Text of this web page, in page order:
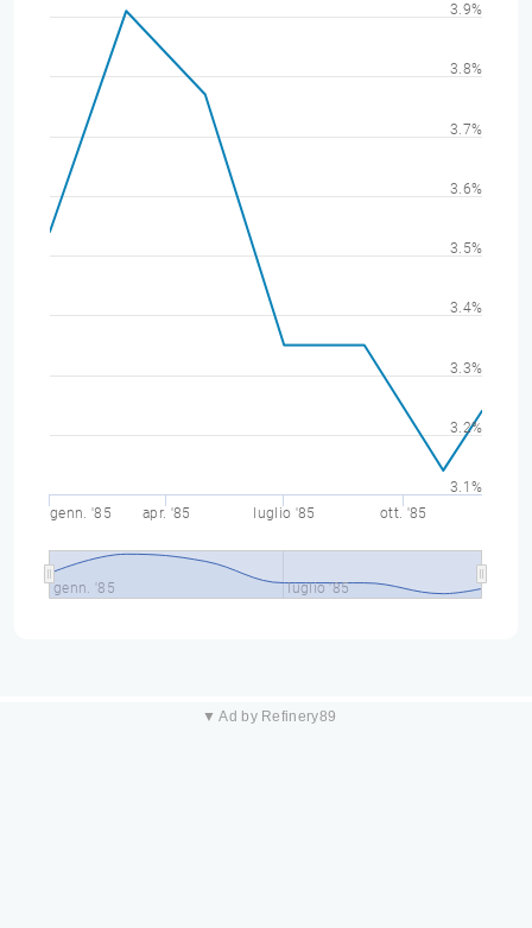
genn. '85 apr. '85 luglio '85 ott. '85
genn. '85 luglio '85
3.1%
3.2%
3.3%
3.4%
3.5%
3.6%
3.7%
3.8%
3.9%
▼ Ad by Refinery89